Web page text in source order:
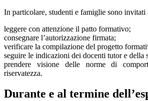
In particolare, studenti e famiglie sono invitati
leggere con attenzione il patto formativo;
consegnare l’autorizzazione firmata;
verificare la compilazione del progetto
seguire le indicazioni dei docenti tutor e della
prendere visione delle norme di
riservatezza.
Durante e al termine